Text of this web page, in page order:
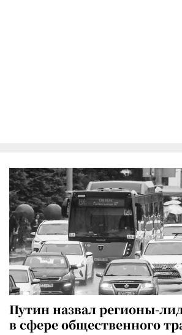
Путин назвал регионы-
в сфере общественного